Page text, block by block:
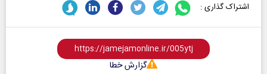
اشتراک گذاری :
گزارش خطا